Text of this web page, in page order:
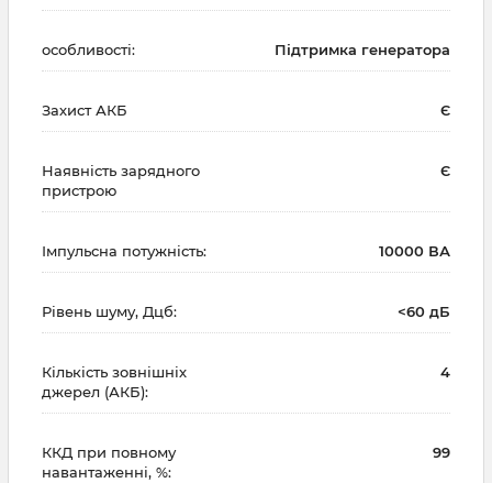
особливості: Підтримка генератора
Захист АКБ Є
Наявність зарядного
пристрою
Є
Імпульсна потужність: 10000 ВА
Рівень шуму, Дцб: <60 дБ
Кількість зовнішніх
джерел (АКБ):
4
ККД при повному
навантаженні, %:
99